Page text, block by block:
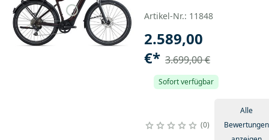
Artikel-Nr.: 11848
2.589,00
€* 3.699,00 €
Sofort verfügbar
0
Alle
Bewertungen